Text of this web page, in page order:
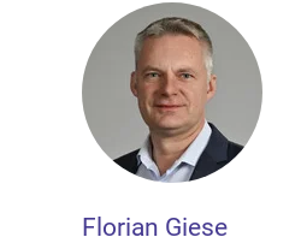
Florian Giese